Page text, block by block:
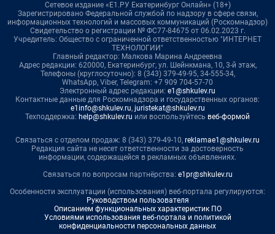
Сетевое издание «Е1.РУ Екатеринбург Онлайн» (18+)
Зарегистрировано Федеральной службой по надзору в сфере связи,
информационных технологий и массовых коммуникаций (Роскомнадзор)
Свидетельство о регистрации № ФС77-84675 от 06.02.2023 г.
Учредитель: Общество с ограниченной ответственностью "ИНТЕРНЕТ
ТЕХНОЛОГИИ"
Главный редактор: Малкова Марина Андреевна
Адрес редакции: 620000, Екатеринбург, ул. Шейнкмана, 10, 3-й этаж,
Телефоны (круглосуточно): 8 (343) 379-49-95, 34-555-34,
WhatsApp, Viber, Telegram: +7 909 704-57-70
Электронный адрес редакции: e1@shkulev.ru
Контактные данные для Роскомнадзора и государственных органов:
e1info@shkulev.ru, juristekat@shkulev.ru
Техподдержка: help@shkulev.ru или воспользуйтесь веб-формой
Связаться с отделом продаж: 8 (343) 379-49-10, reklamae1@shkulev.ru
Редакция сайта не несет ответственности за достоверность
информации, содержащейся в рекламных объявлениях.
Связаться по вопросам партнёрства: e1pr@shkulev.ru
Особенности эксплуатации (использования) веб-портала регулируются:
Руководством пользователя
Описанием функциональных характеристик ПО
Условиями использования веб-портала и политикой
конфиденциальности персональных данных